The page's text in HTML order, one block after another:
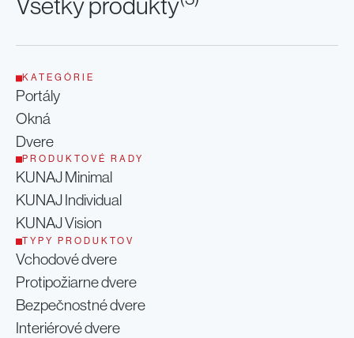
Rodinný dom
Rada
KATEGÓRIE
Portály
Okná
Dvere
PRODUKTOVÉ RADY
KUNAJ Minimal
KUNAJ Individual
KUNAJ Vision
TYPY PRODUKTOV
Vchodové dvere
Protipožiarne dvere
Bezpečnostné dvere
Interiérové dvere